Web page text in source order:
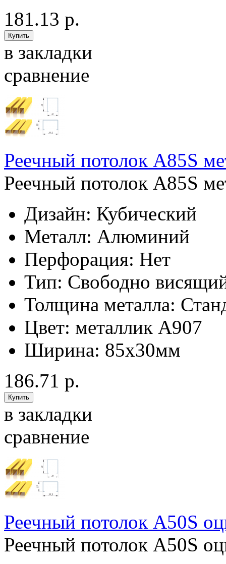
181.13 р.
в закладки
сравнение
Реечный потолок A85S
Реечный потолок A85S
Дизайн: Кубический
Металл: Алюминий
Перфорация: Нет
Тип: Свободно
Толщина металла:
Цвет: металлик А907
Ширина: 85x30мм
186.71 р.
в закладки
сравнение
Реечный потолок A50S
Реечный потолок A50S